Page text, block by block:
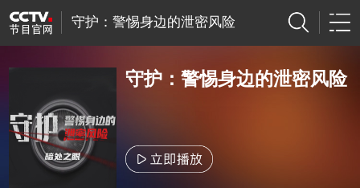
守护：警惕身边的泄密风险
守护：警惕身边的泄密风险